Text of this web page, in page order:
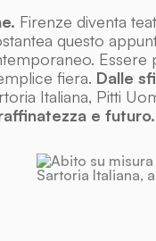
Firenze diventa
questo
Essere
fiera. Dalle
Italiana, Pitti
e futuro.